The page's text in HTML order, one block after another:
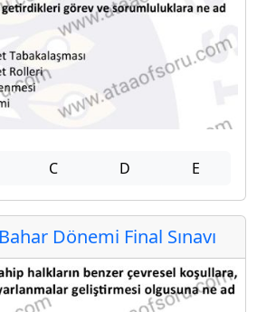
C D E
Dönemi Final Sınavı